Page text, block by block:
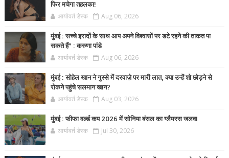
फिर मचेगा तहलका!
आर्यावर्त डेस्क Aug 06, 2026
मुंबई : सच्चे इरादों के साथ आप अपने विश्वासों पर डटे रहने की ताकत पा
सकते हैं” : करुणा पांडे
आर्यावर्त डेस्क Aug 06, 2026
मुंबई : सोहेल खान ने गुस्से में दरवाज़े पर मारी लात, क्या उन्हें शो छोड़ने से
रोकने पहुंचे सलमान खान?
आर्यावर्त डेस्क Aug 03, 2026
मुंबई : फीफा वर्ल्ड कप 2026 में सोनिया बंसल का ग्लैमरस जलवा
आर्यावर्त डेस्क Jul 30, 2026